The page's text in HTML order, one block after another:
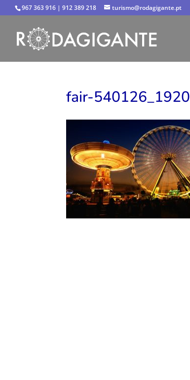
967 363 916 | 912 389 218 turismo@rodagigante.pt
fair-540126_1920